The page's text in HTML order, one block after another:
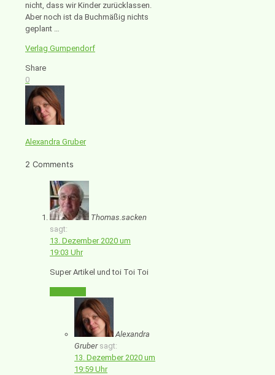
nicht, dass wir Kinder zurücklassen.
Aber noch ist da Buchmäßig nichts
geplant …
Verlag Gumpendorf
Share
0
Alexandra Gruber
2 Comments
Thomas.sacken
sagt:
13. Dezember 2020 um
19:03 Uhr
Super Artikel und toi Toi Toi
Alexandra
Gruber sagt:
13. Dezember 2020 um
19:59 Uhr